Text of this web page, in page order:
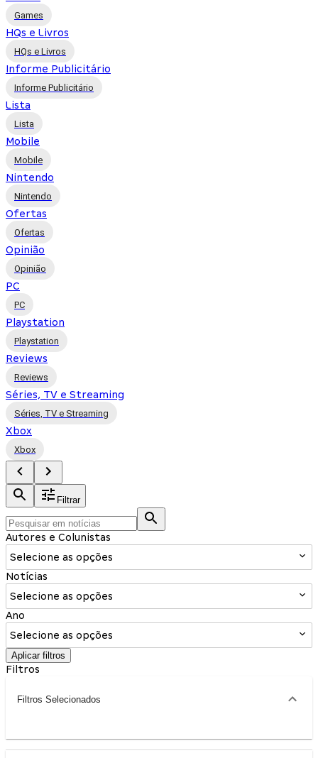
Games
HQs e Livros
HQs e Livros
Informe Publicitário
Informe Publicitário
Lista
Lista
Mobile
Mobile
Nintendo
Nintendo
Ofertas
Ofertas
Opinião
Opinião
PC
PC
Playstation
Playstation
Reviews
Reviews
Séries, TV e Streaming
Séries, TV e Streaming
Xbox
Xbox
Filtrar
Autores e Colunistas
Selecione as opções
Notícias
Selecione as opções
Ano
Selecione as opções
Aplicar filtros
Filtros
Filtros Selecionados